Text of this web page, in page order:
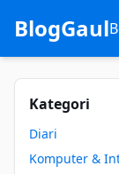
BlogGaul
Kategori
Diari
Komputer &